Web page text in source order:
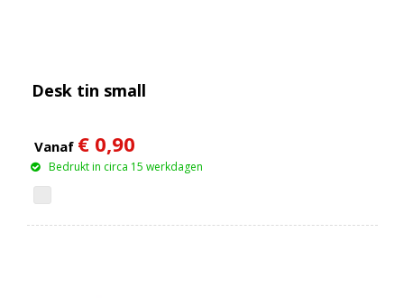
Desk tin small
Vanaf € 0,90
Bedrukt in circa 15 werkdagen